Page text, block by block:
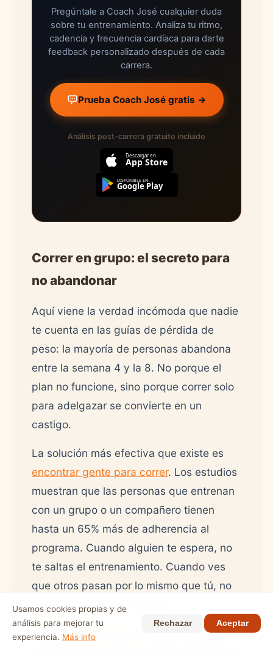
Pregúntale a Coach José cualquier duda
sobre tu entrenamiento. Analiza tu ritmo,
cadencia y frecuencia cardíaca para darte
feedback personalizado después de cada
carrera.
Prueba Coach José gratis →
Análisis post-carrera gratuito incluido
Descargar en
App Store
DISPONIBLE EN
Google Play
Correr en grupo: el secreto para
no abandonar
Aquí viene la verdad incómoda que nadie
te cuenta en las guías de pérdida de
peso: la mayoría de personas abandona
entre la semana 4 y la 8. No porque el
plan no funcione, sino porque correr solo
para adelgazar se convierte en un
castigo.
La solución más efectiva que existe es
encontrar gente para correr. Los estudios
muestran que las personas que entrenan
con un grupo o un compañero tienen
hasta un 65% más de adherencia al
programa. Cuando alguien te espera, no
te saltas el entrenamiento. Cuando ves
que otros pasan por lo mismo que tú, no
te sientes solo en el proceso.
Además, correr con otras personas tiene
Usamos cookies propias y de
análisis para mejorar tu
experiencia. Más info
Rechazar Aceptar